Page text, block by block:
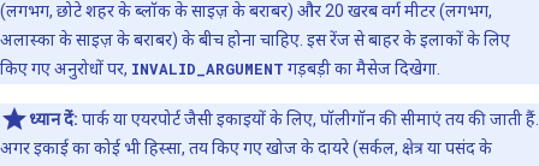
(लगभग, छोटे शहर के ब्लॉक के साइज़ के बराबर) और 20 खरब वर्ग मीटर (लगभग,
अलास्का के साइज़ के बराबर) के बीच होना चाहिए. इस रेंज से बाहर के इलाकों के लिए
किए गए अनुरोधों पर, INVALID_ARGUMENT गड़बड़ी का मैसेज दिखेगा.
ध्यान दें: पार्क या एयरपोर्ट जैसी इकाइयों के लिए, पॉलीगॉन की सीमाएं तय की जाती हैं.
अगर इकाई का कोई भी हिस्सा, तय किए गए खोज के दायरे (सर्कल, क्षेत्र या पसंद के